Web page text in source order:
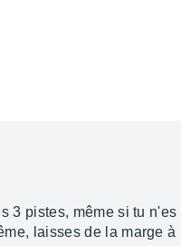
3 pistes, même si tu n'es
laisses de la marge à